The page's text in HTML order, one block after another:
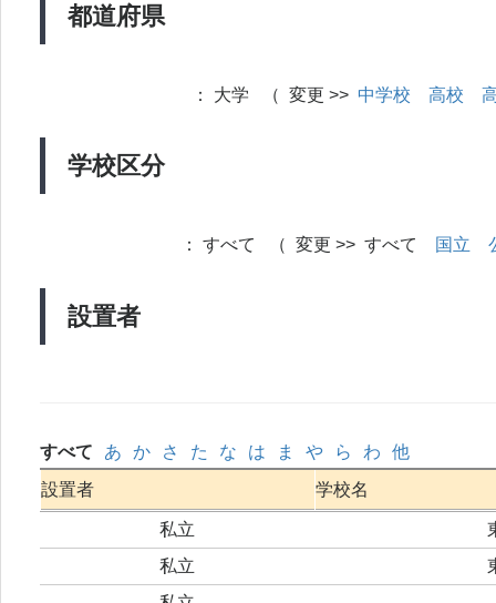
都道府県
学校区分
： 大学 （ 変更 >> 中学校 高校
設置者
： すべて （ 変更 >> すべて 国立
すべて あ か さ た な は ま や ら わ
他
設置者
学校名
私立
私立